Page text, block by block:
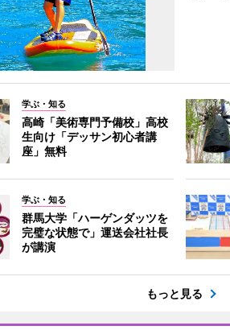
学ぶ・知る
高崎「美術専門予備校」高校
生向け「デッサン初心者講
座」無料
学ぶ・知る
群馬大学「ハーゲンダッツを
完璧な状態で」運送会社社長
が講演
もっと見る